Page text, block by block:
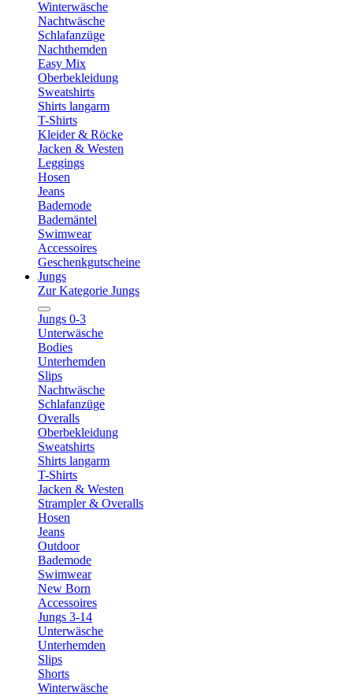
Winterwäsche
Nachtwäsche
Schlafanzüge
Nachthemden
Easy Mix
Oberbekleidung
Sweatshirts
Shirts langarm
T-Shirts
Kleider & Röcke
Jacken & Westen
Leggings
Hosen
Jeans
Bademode
Bademäntel
Swimwear
Accessoires
Geschenkgutscheine
Jungs
Zur Kategorie Jungs
Jungs 0-3
Unterwäsche
Bodies
Unterhemden
Slips
Nachtwäsche
Schlafanzüge
Overalls
Oberbekleidung
Sweatshirts
Shirts langarm
T-Shirts
Jacken & Westen
Strampler & Overalls
Hosen
Jeans
Outdoor
Bademode
Swimwear
New Born
Accessoires
Jungs 3-14
Unterwäsche
Unterhemden
Slips
Shorts
Winterwäsche